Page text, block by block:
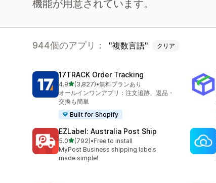
機能が用意されています。
944個のアプリ： 複数言語 クリア
17TRACK Order Tracking
4.95つ星中
(3,827)
合計レビュー数：3827件
•無料プランあり
オールインワンアプリ：注文追跡、返品・
交換も簡単
Built for Shopify
EZLabel: Australia Post Ship
5.05つ星中
(792)
合計レビュー数：792件
•Free to install
MyPost Business shipping labels
made simple!